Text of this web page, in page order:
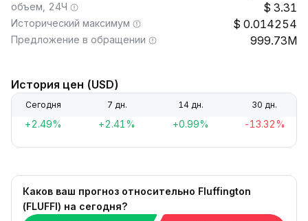
объем, 24Ч 3.31
Исторический максимум 0.014254
Предложение в обращении 999.73M
История цен (USD)
Сегодня 7 дн. 14 дн. 30 дн.
+2.49% +2.41% +0.99% -13.32%
Каков ваш прогноз относительно Fluffington
(FLUFFI) на сегодня?